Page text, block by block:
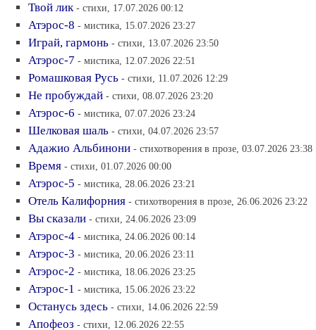
Твой лик - стихи, 17.07.2026 00:12
Атэрос-8 - мистика, 15.07.2026 23:27
Играй, гармонь - стихи, 13.07.2026 23:50
Атэрос-7 - мистика, 12.07.2026 22:51
Ромашковая Русь - стихи, 11.07.2026 12:29
Не пробуждай - стихи, 08.07.2026 23:20
Атэрос-6 - мистика, 07.07.2026 23:24
Шелковая шаль - стихи, 04.07.2026 23:57
Адажио Альбинони - стихотворения в прозе, 03.07.2026 23:38
Время - стихи, 01.07.2026 00:00
Атэрос-5 - мистика, 28.06.2026 23:21
Отель Калифорния - стихотворения в прозе, 26.06.2026 23:22
Вы сказали - стихи, 24.06.2026 23:09
Атэрос-4 - мистика, 24.06.2026 00:14
Атэрос-3 - мистика, 20.06.2026 23:11
Атэрос-2 - мистика, 18.06.2026 23:25
Атэрос-1 - мистика, 15.06.2026 23:22
Останусь здесь - стихи, 14.06.2026 22:59
Апофеоз - стихи, 12.06.2026 22:55